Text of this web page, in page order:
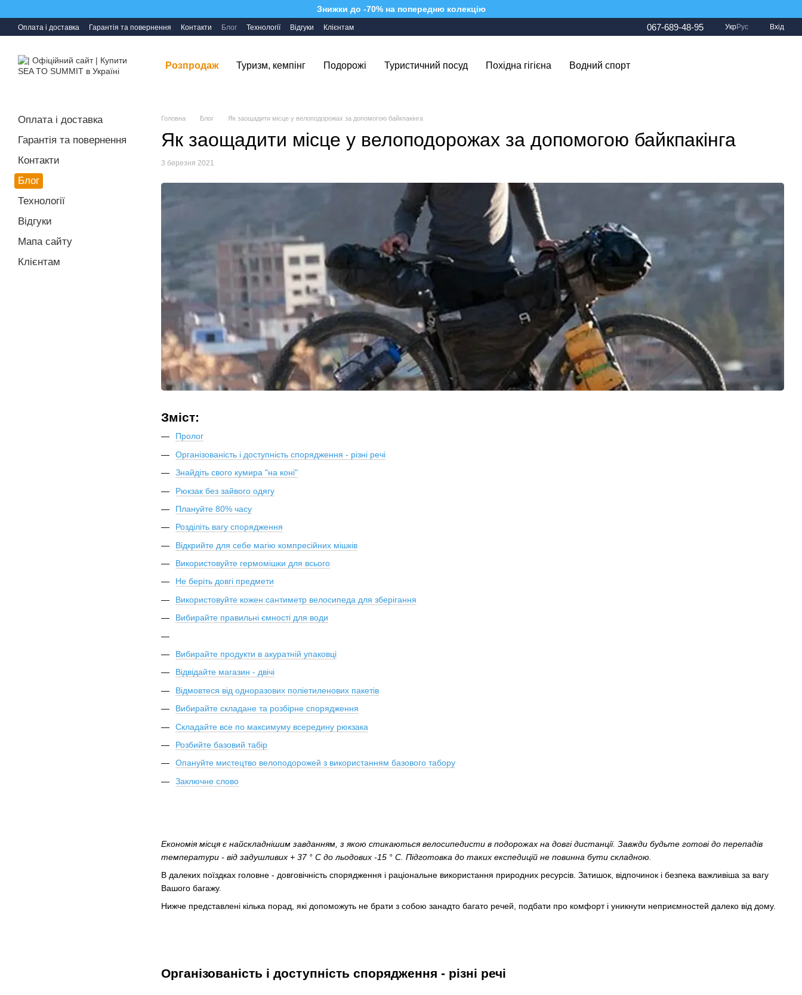
Знижки до -70% на попередню колекцію
Оплата і доставка Гарантія та повернення Контакти Блог Технології Відгуки Клієнтам 067-689-48-95 УкрРус Вхід
Розпродаж Туризм, кемпінг Подорожі Туристичний посуд Похідна гігієна Водний спорт
Головна Блог Як заощадити місце у велоподорожах за допомогою байкпакінга
Як заощадити місце у велоподорожах за допомогою байкпакінга
3 березня 2021
Зміст:
Пролог
Організованість і доступність спорядження - різні речі
Знайдіть свого кумира "на коні"
Рюкзак без зайвого одягу
Плануйте 80% часу
Розділіть вагу спорядження
Відкрийте для себе магію компресійних мішків
Використовуйте гермомішки для всього
Не беріть довгі предмети
Використовуйте кожен сантиметр велосипеда для зберігання
Вибирайте правильні ємності для води
Вибирайте продукти в акуратній упаковці
Відвідайте магазин - двічі
Відмовтеся від одноразових поліетиленових пакетів
Вибирайте складане та розбірне спорядження
Складайте все по максимуму всередину рюкзака
Розбийте базовий табір
Опануйте мистецтво велоподорожей з використанням базового табору
Заключне слово
Економія місця є найскладнішим завданням, з якою стикаються велосипедисти в подорожах на довгі дистанції. Завжди будьте готові до перепадів
температури - від задушливих + 37 ° C до льодових -15 ° C. Підготовка до таких експедицій не повинна бути складною.
В далеких поїздках головне - довговічність спорядження і раціональне використання природних ресурсів. Затишок, відпочинок і безпека важливіша за вагу
Вашого багажу.
Нижче представлені кілька порад, які допоможуть не брати з собою занадто багато речей, подбати про комфорт і уникнути неприємностей далеко від дому.
Організованість і доступність спорядження - різні речі
Оплата і доставка
Гарантія та повернення
Контакти
Блог
Технології
Відгуки
Мапа сайту
Клієнтам